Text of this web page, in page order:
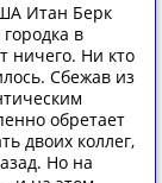
Итан Берк
в
ничего. Ни кто
Сбежав из
обретает
двоих коллег,
Но на